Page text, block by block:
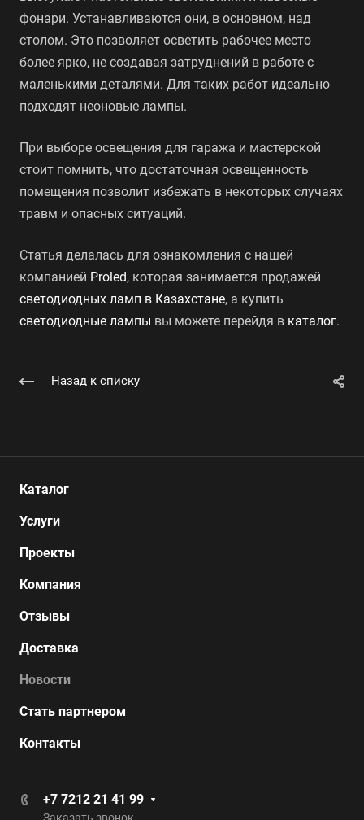
фонари. Устанавливаются они, в основном, над
столом. Это позволяет осветить рабочее место
более ярко, не создавая затруднений в работе с
маленькими деталями. Для таких работ идеально
подходят неоновые лампы.
При выборе освещения для гаража и мастерской
стоит помнить, что достаточная освещенность
помещения позволит избежать в некоторых случаях
травм и опасных ситуаций.
Статья делалась для ознакомления с нашей
компанией Proled, которая занимается продажей
светодиодных ламп в Казахстане, а купить
светодиодные лампы вы можете перейдя в каталог.
Назад к списку
Каталог
Услуги
Проекты
Компания
Отзывы
Доставка
Новости
Стать партнером
Контакты
+7 7212 21 41 99